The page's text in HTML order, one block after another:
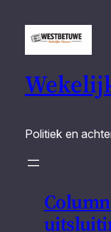
Politiek en